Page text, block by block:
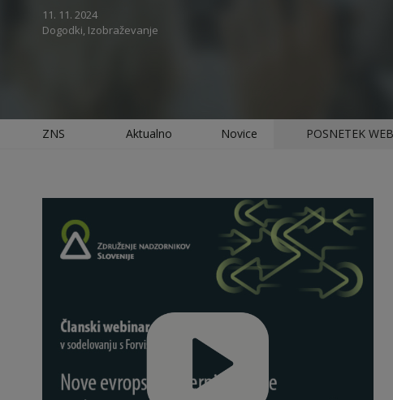
11. 11. 2024
Dogodki, Izobraževanje
ZNS Aktualno Novice POSNETEK